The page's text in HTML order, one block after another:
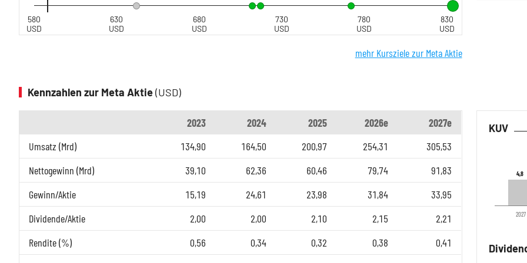
580
USD
630
USD
680
USD
730
USD
780
USD
830
USD
mehr Kursziele zur Meta Aktie
Kennzahlen zur Meta Aktie(USD)
2023 2024 2025 2026e
2027e
Umsatz (Mrd)
134,90 164,50 200,97 254,31
305,53
Nettogewinn (Mrd)
39,10 62,36 60,46 79,74
91,83
Gewinn/Aktie
15,19 24,61 23,98 31,84
33,95
Dividende/Aktie
2,00 2,00 2,10 2,15
2,21
Rendite (%)
0,56 0,34 0,32 0,38
0,41
KUV
4,8
4,8
2027